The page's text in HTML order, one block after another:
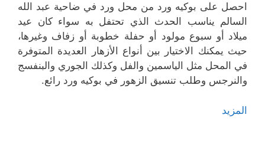
احصل على بوكيه ورد من محل ورد في ضاحية عبد الله
السالم يناسب الحدث الذي تحتفل به سواء كان عيد
ميلاد أو سبوع مولود أو حفلة خطوبة أو زفاف وغيرها،
حيث يمكنك الاختيار بين أنواع الأزهار العديدة المتوفرة
في المحل مثل الياسمين والفل وكذلك الجوري والبنفسج
والنرجس وطلب تنسيق الزهور في بوكيه ورد رائع.
المزيد